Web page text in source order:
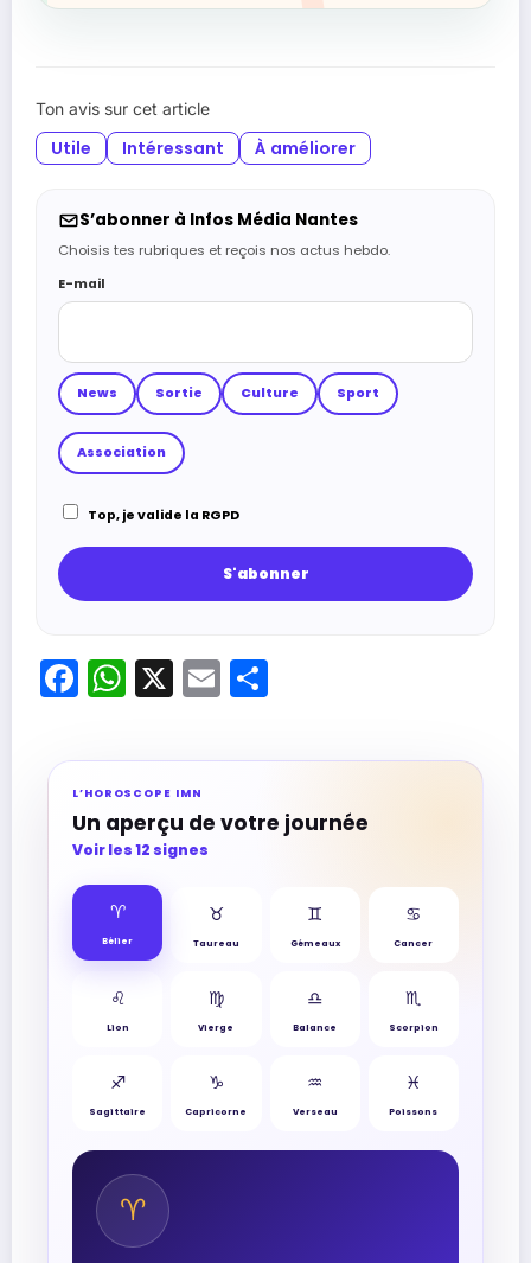
Ton avis sur cet article
Utile Intéressant À améliorer
S’abonner à Infos Média Nantes
Choisis tes rubriques et reçois nos actus hebdo.
E-mail
News Sortie Culture Sport
Association
Top, je valide la RGPD
Facebook
WhatsApp
X Email
L’HOROSCOPE IMN
Un aperçu de votre journée
Voir les 12 signes
♈︎
Bélier
♉︎
Taureau
♊︎
Gémeaux
♋︎
Cancer
♌︎
Lion
♍︎
Vierge
♎︎
Balance
♏︎
Scorpion
♐︎
Sagittaire
♑︎
Capricorne
♒︎
Verseau
♓︎
Poissons
♈︎